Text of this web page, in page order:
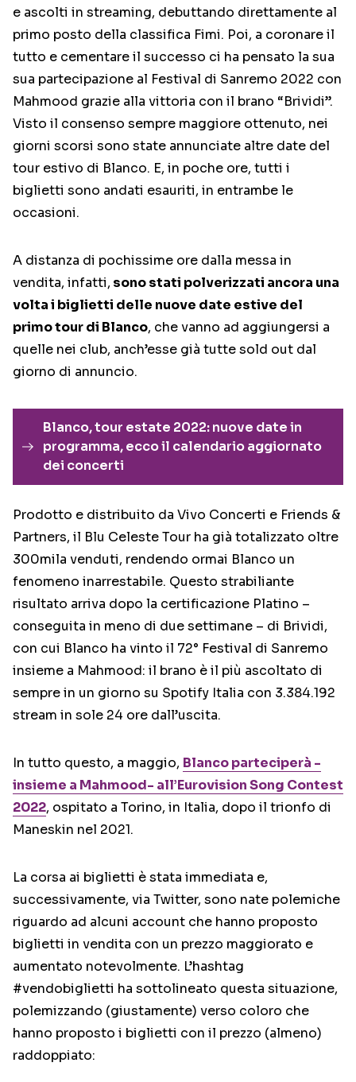
e ascolti in streaming, debuttando direttamente al
primo posto della classifica Fimi. Poi, a coronare il
tutto e cementare il successo ci ha pensato la sua
sua partecipazione al Festival di Sanremo 2022 con
Mahmood grazie alla vittoria con il brano “Brividi”.
Visto il consenso sempre maggiore ottenuto, nei
giorni scorsi sono state annunciate altre date del
tour estivo di Blanco. E, in poche ore, tutti i
biglietti sono andati esauriti, in entrambe le
occasioni.
A distanza di pochissime ore dalla messa in
vendita, infatti, sono stati polverizzati ancora una
volta i biglietti delle nuove date estive del
primo tour di Blanco, che vanno ad aggiungersi a
quelle nei club, anch’esse già tutte sold out dal
giorno di annuncio.
Blanco, tour estate 2022: nuove date in
programma, ecco il calendario aggiornato
dei concerti
Prodotto e distribuito da Vivo Concerti e Friends &
Partners, il Blu Celeste Tour ha già totalizzato oltre
300mila venduti, rendendo ormai Blanco un
fenomeno inarrestabile. Questo strabiliante
risultato arriva dopo la certificazione Platino –
conseguita in meno di due settimane – di Brividi,
con cui Blanco ha vinto il 72° Festival di Sanremo
insieme a Mahmood: il brano è il più ascoltato di
sempre in un giorno su Spotify Italia con 3.384.192
stream in sole 24 ore dall’uscita.
In tutto questo, a maggio, Blanco parteciperà -
insieme a Mahmood- all’Eurovision Song Contest
2022, ospitato a Torino, in Italia, dopo il trionfo di
Maneskin nel 2021.
La corsa ai biglietti è stata immediata e,
successivamente, via Twitter, sono nate polemiche
riguardo ad alcuni account che hanno proposto
biglietti in vendita con un prezzo maggiorato e
aumentato notevolmente. L’hashtag
#vendobiglietti ha sottolineato questa situazione,
polemizzando (giustamente) verso coloro che
hanno proposto i biglietti con il prezzo (almeno)
raddoppiato: